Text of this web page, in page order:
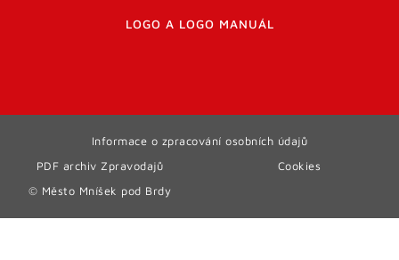
LOGO A LOGO MANUÁL
© Město Mníšek pod Brdy
PDF archiv Zpravodajů
Informace o zpracování osobních údajů
Cookies